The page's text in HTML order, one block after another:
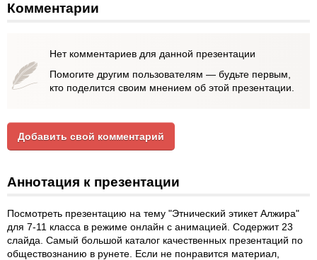
Комментарии
Нет комментариев для данной презентации
Помогите другим пользователям — будьте первым,
кто поделится своим мнением об этой презентации.
Добавить свой комментарий
Аннотация к презентации
Посмотреть презентацию на тему "Этнический этикет Алжира"
для 7-11 класса в режиме онлайн с анимацией. Содержит 23
слайда. Самый большой каталог качественных презентаций по
обществознанию в рунете. Если не понравится материал,